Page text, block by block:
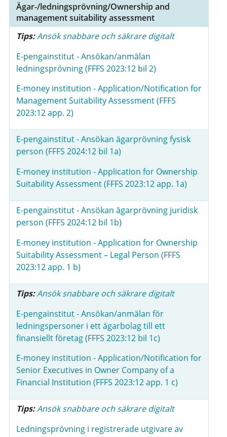
Ägar-/ledningsprövning/Ownership and
management suitability assessment
Tips:Ansök snabbare och säkrare digitalt
E-pengainstitut - Ansökan/anmälan
ledningsprövning (FFFS 2023:12 bil 2)
E-money institution -Application/Notification for
Management Suitability Assessment (FFFS
2023:12 app. 2)
E-pengainstitut - Ansökan ägarprövning fysisk
person (FFFS 2024:12 bil 1a)
E-money institution - Application for Ownership
Suitability Assessment (FFFS 2023:12 app. 1a)
E-pengainstitut - Ansökan ägarprövning juridisk
person (FFFS 2024:12 bil 1b)
E-money institution - Application for Ownership
Suitability Assessment – Legal Person (FFFS
2023:12 app. 1 b)
Tips:Ansök snabbare och säkrare digitalt
E-pengainstitut - Ansökan/anmälan för
ledningspersoner i ett ägarbolag till ett
finansiellt företag (FFFS 2023:12 bil 1c)
E-money institution - Application/Notification for
Senior Executives in Owner Company of a
Financial Institution (FFFS 2023:12 app. 1 c)
Tips:Ansök snabbare och säkrare digitalt
Ledningsprövning i registrerade utgivare av